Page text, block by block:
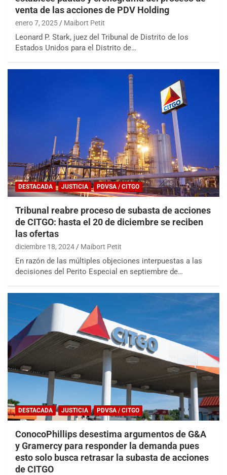
venta de las acciones de PDV Holding
enero 7, 2025 Maibort Petit
Leonard P. Stark, juez del Tribunal de Distrito de los
Estados Unidos para el Distrito de…
DESTACADA JUSTICIA PDVSA / CITGO
Tribunal reabre proceso de subasta de acciones
de CITGO: hasta el 20 de diciembre se reciben
las ofertas
diciembre 18, 2024 Maibort Petit
En razón de las múltiples objeciones interpuestas a las
decisiones del Perito Especial en septiembre de…
DESTACADA JUSTICIA PDVSA / CITGO
ConocoPhillips desestima argumentos de G&A
y Gramercy para responder la demanda pues
esto solo busca retrasar la subasta de acciones
de CITGO